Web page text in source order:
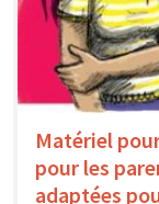
Matériel
pour les
adaptées